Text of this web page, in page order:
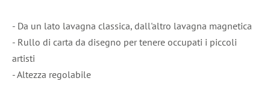
- Da un lato lavagna classica, dall'altro lavagna magnetica
- Rullo di carta da disegno per tenere occupati i piccoli
artisti
- Altezza regolabile